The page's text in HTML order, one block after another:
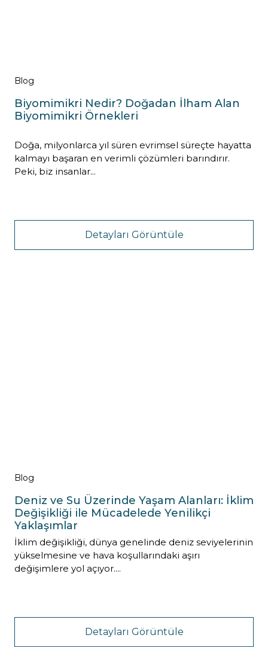
Blog
Biyomimikri Nedir? Doğadan İlham Alan
Biyomimikri Örnekleri
Doğa, milyonlarca yıl süren evrimsel süreçte hayatta
kalmayı başaran en verimli çözümleri barındırır.
Peki, biz insanlar...
Detayları Görüntüle
Blog
Deniz ve Su Üzerinde Yaşam Alanları: İklim
Değişikliği ile Mücadelede Yenilikçi
Yaklaşımlar
İklim değişikliği, dünya genelinde deniz seviyelerinin
yükselmesine ve hava koşullarındaki aşırı
değişimlere yol açıyor....
Detayları Görüntüle